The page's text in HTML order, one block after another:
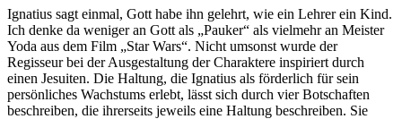
Ignatius sagt einmal, Gott habe ihn gelehrt, wie ein Lehrer ein Kind.
Ich denke da weniger an Gott als „Pauker“ als vielmehr an Meister
Yoda aus dem Film „Star Wars“. Nicht umsonst wurde der
Regisseur bei der Ausgestaltung der Charaktere inspiriert durch
einen Jesuiten. Die Haltung, die Ignatius als förderlich für sein
persönliches Wachstums erlebt, lässt sich durch vier Botschaften
beschreiben, die ihrerseits jeweils eine Haltung beschreiben. Sie